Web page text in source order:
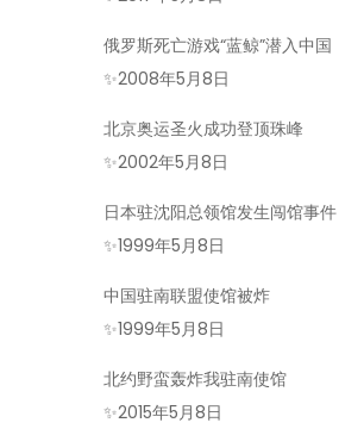
俄罗斯死亡游戏“蓝鲸”潜入中国
✨2008年5月8日
北京奥运圣火成功登顶珠峰
✨2002年5月8日
日本驻沈阳总领馆发生闯馆事件
✨1999年5月8日
中国驻南联盟使馆被炸
✨1999年5月8日
北约野蛮轰炸我驻南使馆
✨2015年5月8日